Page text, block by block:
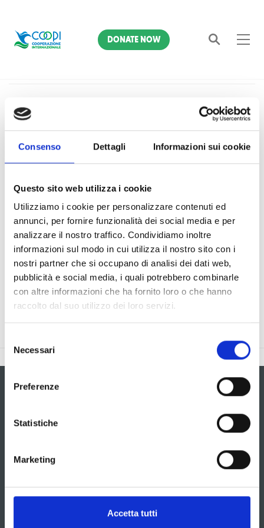
Consenso Dettagli Informazioni sui cookie
Questo sito web utilizza i cookie
Utilizziamo i cookie per personalizzare contenuti ed
annunci, per fornire funzionalità dei social media e per
analizzare il nostro traffico. Condividiamo inoltre
informazioni sul modo in cui utilizza il nostro sito con i
nostri partner che si occupano di analisi dei dati web,
pubblicità e social media, i quali potrebbero combinarle
con altre informazioni che ha fornito loro o che hanno
raccolto dal suo utilizzo dei loro servizi.
del
consenso
Necessari
Preferenze
Statistiche
Marketing
Accetta tutti
DONATE NOW
Attenzione
Se non è stato commesso un errore di digitazione,
probabilmente avete memorizzato in una precedente visita
al nostro sito un link non più esistente.
Abbiamo rilevato questo errore e risolveremo quanto prima
il problema in caso si tratti di pagina non raggiungibile.
Contacts Press area